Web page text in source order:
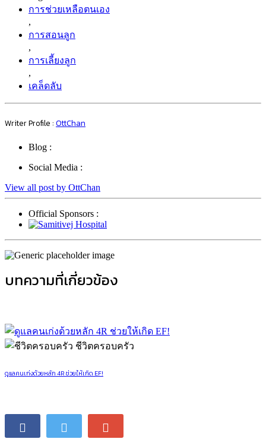
อย่าเบื่อหน่ายที่จะสอนหรือปูพื้นฐานให้ลูก เพราะ
เขาก็โตแล้วค่ะ
รู้จักตัวเองเพื่อวันหนึ่งข้างหน้า เมื่อเผชิญกับสิ่งต่างๆ เขาจะคิด
เป็น…
เมื่อคิดเป็น แม่ก็หวังว่า ลูกจะใช้ชีวิตเป็น และมีความสุขกับชีวิต
Tag :
การช่วยเหลือตนเอง
การสอนลูก
การเลี้ยงลูก
เคล็ดลับ
Writer Profile :OttChan
Blog :
บทความที่เกี่ยวข้อง